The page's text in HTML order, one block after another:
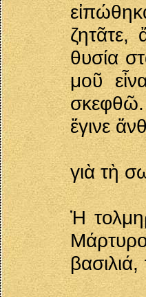
θυσία
μοῦ
σκεφθῶ.
ἔγινε
γιὰ τὴ
Ἡ